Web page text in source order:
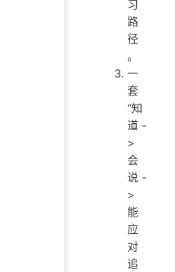
习
路
径
。
一
套
“知
道 -
>
会
说 -
>
能
应
对
追